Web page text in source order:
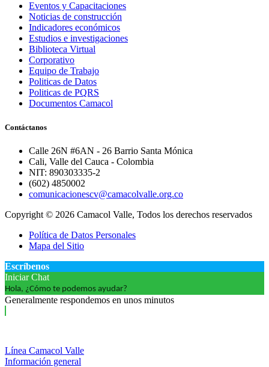
Eventos y Capacitaciones
Noticias de construcción
Indicadores económicos
Estudios e investigaciones
Biblioteca Virtual
Corporativo
Equipo de Trabajo
Politicas de Datos
Politicas de PQRS
Documentos Camacol
Contáctanos
Calle 26N #6AN - 26 Barrio Santa Mónica
Cali, Valle del Cauca - Colombia
NIT: 890303335-2
(602) 4850002
comunicacionescv@camacolvalle.org.co
Copyright © 2026 Camacol Valle, Todos los derechos reservados
Política de Datos Personales
Mapa del Sitio
Escríbenos
Iniciar Chat
Hola, ¿Cómo te podemos ayudar?
Generalmente respondemos en unos minutos
Línea Camacol Valle
Información general